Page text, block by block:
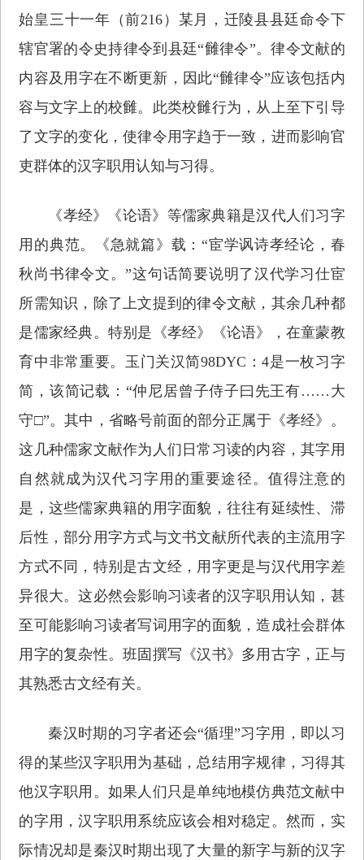
始皇三十一年（前216）某月，迁陵县县廷命令下
辖官署的令史持律令到县廷“雠律令”。律令文献的
内容及用字在不断更新，因此“雠律令”应该包括内
容与文字上的校雠。此类校雠行为，从上至下引导
了文字的变化，使律令用字趋于一致，进而影响官
吏群体的汉字职用认知与习得。
《孝经》《论语》等儒家典籍是汉代人们习字
用的典范。《急就篇》载：“宦学讽诗孝经论，春
秋尚书律令文。”这句话简要说明了汉代学习仕宦
所需知识，除了上文提到的律令文献，其余几种都
是儒家经典。特别是《孝经》《论语》，在童蒙教
育中非常重要。玉门关汉简98DYC：4是一枚习字
简，该简记载：“仲尼居曾子侍子曰先王有……大
守□”。其中，省略号前面的部分正属于《孝经》。
这几种儒家文献作为人们日常习读的内容，其字用
自然就成为汉代习字用的重要途径。值得注意的
是，这些儒家典籍的用字面貌，往往有延续性、滞
后性，部分用字方式与文书文献所代表的主流用字
方式不同，特别是古文经，用字更是与汉代用字差
异很大。这必然会影响习读者的汉字职用认知，甚
至可能影响习读者写词用字的面貌，造成社会群体
用字的复杂性。班固撰写《汉书》多用古字，正与
其熟悉古文经有关。
秦汉时期的习字者还会“循理”习字用，即以习
得的某些汉字职用为基础，总结用字规律，习得其
他汉字职用。如果人们只是单纯地模仿典范文献中
的字用，汉字职用系统应该会相对稳定。然而，实
际情况却是秦汉时期出现了大量的新字与新的汉字